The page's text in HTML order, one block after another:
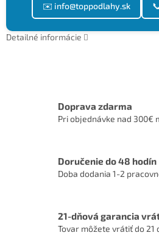
✉️ info@toppodlahy.sk
Detailné informácie
Doprava zdarma
Pri objednávke nad 300€
Doručenie do 48 hodín
Doba dodania 1-2
21-dňová garancia
Tovar môžete vrátiť do 21